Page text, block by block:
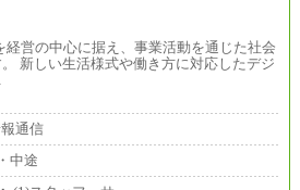
経営の中心に据え、事業活動を通じた社会
新しい生活様式や働き方に対応したデジ
通信
中途